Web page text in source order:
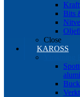
Bits
Close
KAROSS